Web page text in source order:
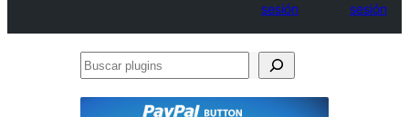
sesión
sesión
Buscar